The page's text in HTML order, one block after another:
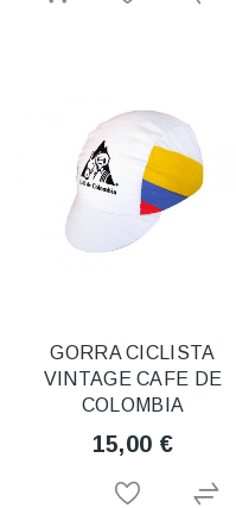
GORRA CICLISTA
VINTAGE CAFE DE
COLOMBIA
15,00 €